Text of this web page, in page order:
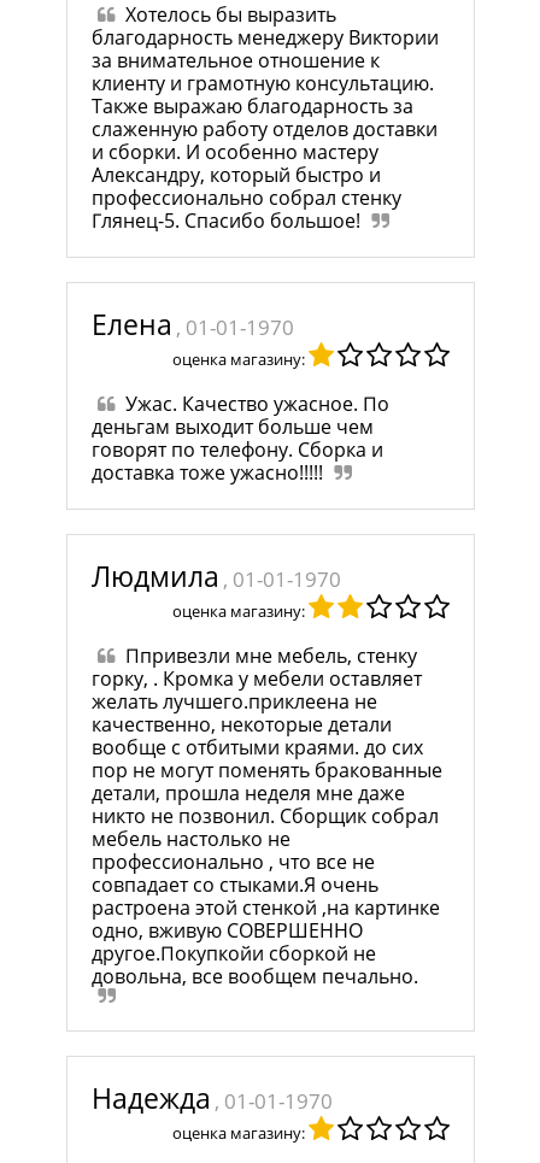
Хотелось бы выразить
благодарность менеджеру Виктории
за внимательное отношение к
клиенту и грамотную консультацию.
Также выражаю благодарность за
слаженную работу отделов доставки
и сборки. И особенно мастеру
Александру, который быстро и
профессионально собрал стенку
Глянец-5. Спасибо большое!
Елена , 01-01-1970
оценка магазину:
Ужас. Качество ужасное. По
деньгам выходит больше чем
говорят по телефону. Сборка и
доставка тоже ужасно!!!!!
Людмила , 01-01-1970
оценка магазину:
Ппривезли мне мебель, стенку
горку, . Кромка у мебели оставляет
желать лучшего.приклеена не
качественно, некоторые детали
вообще с отбитыми краями. до сих
пор не могут поменять бракованные
детали, прошла неделя мне даже
никто не позвонил. Сборщик собрал
мебель настолько не
профессионально , что все не
совпадает со стыками.Я очень
растроена этой стенкой ,на картинке
одно, вживую СОВЕРШЕННО
другое.Покупкойи сборкой не
довольна, все вообщем печально.
Надежда , 01-01-1970
оценка магазину: